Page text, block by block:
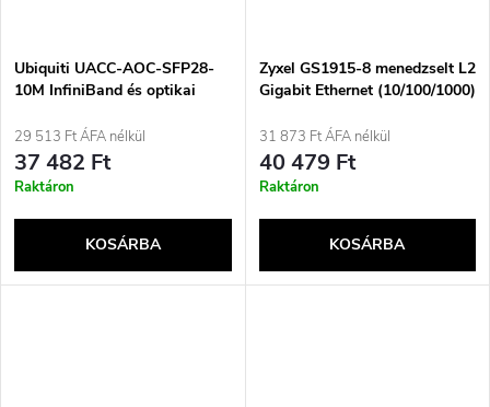
Ubiquiti UACC-AOC-SFP28-
10M InfiniBand és optikai
29 513 Ft ÁFA nélkül
37 482 Ft
Raktáron
KOSÁRBA
Zyxel GS1915-8 menedzselt L2
Gigabit Ethernet (10/100/1000)
31 873 Ft ÁFA nélkül
40 479 Ft
Raktáron
KOSÁRBA